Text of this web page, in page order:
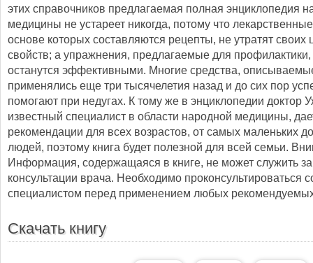
этих справочников предлагаемая полная энциклопедия
медицины не устареет никогда, потому что
основе которых составляются рецепты, не утратят своих
свойств; а упражнения, предлагаемые для профилактики,
останутся эффективными. Многие средства,
применялись еще три тысячелетия назад и до сих пор
помогают при недугах. К тому же в энциклопедии доктор
известный специалист в области народной медицины,
рекомендации для всех возрастов, от самых маленьких
людей, поэтому книга будет полезной для всей семьи.
Информация, содержащаяся в книге, не может служить
консультации врача. Необходимо проконсультироваться
специалистом перед применением любых
Скачать книгу